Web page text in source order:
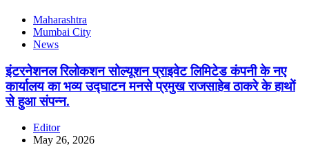
Maharashtra
Mumbai City
News
इंटरनेशनल रिलोकशन सोल्यूशन प्राइवेट लिमिटेड कंपनी के नए
कार्यालय का भव्य उद्घाटन मनसे प्रमुख राजसाहेब ठाकरे के हाथों
से हुआ संपन्न.
Editor
May 26, 2026